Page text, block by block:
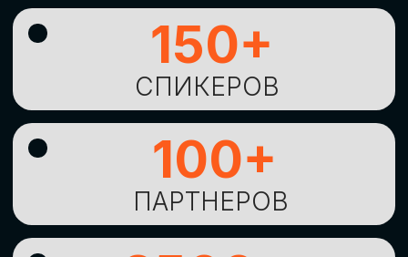
ИЗУЧЕНИЯНОВЫХ
ТЕХНОЛОГИЙИ
СТРАТЕГИЧЕСКИХ
ПОДХОДОВ К ЦИФРОВОЙ
ТРАНСФОРМАЦИИ
БИЗНЕСА